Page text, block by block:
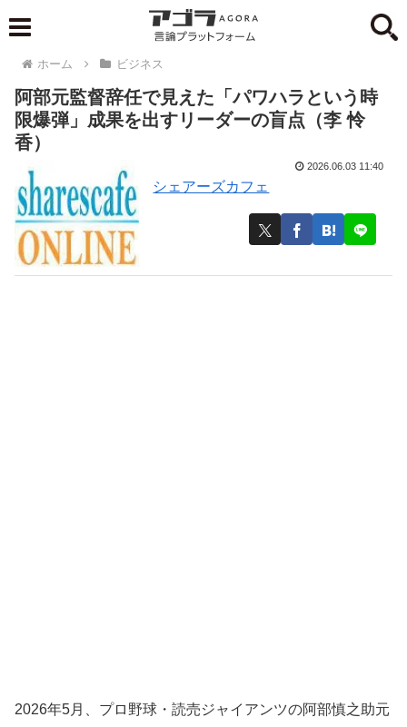
ホーム ビジネス
阿部元監督辞任で見えた「パワハラという時
限爆弾」成果を出すリーダーの盲点（李 怜
香）
シェアーズカフェ
2026.06.03 11:40
2026年5月、プロ野球・読売ジャイアンツの阿部慎之助元